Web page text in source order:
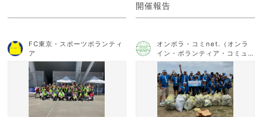
開催報告
FC東京・スポーツボランティ
ア
オンボラ・コミnet.（オンラ
イン・ボランティア・コミュ
ニケーション・ネットワー
ク）